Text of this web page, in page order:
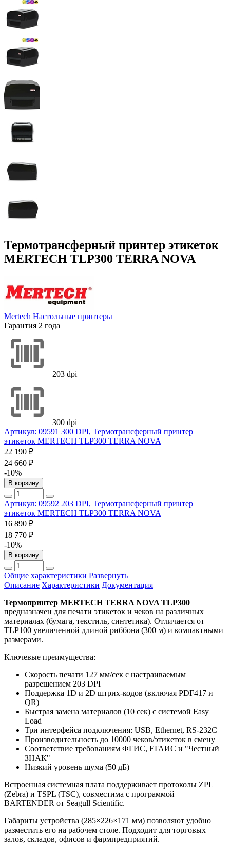
Термотрансферный принтер этикеток
MERTECH TLP300 TERRA NOVA
Mertech Настольные принтеры
Гарантия 2 года
203 dpi
300 dpi
Артикул: 09591 300 DPI, Термотрансферный принтер
этикеток MERTECH TLP300 TERRA NOVA
22 190 ₽
24 660 ₽
-10%
В корзину
Артикул: 09592 203 DPI, Термотрансферный принтер
этикеток MERTECH TLP300 TERRA NOVA
16 890 ₽
18 770 ₽
-10%
В корзину
Общие характеристики Развернуть
Описание Характеристики Документация
Термопринтер MERTECH TERRA NOVA TLP300
предназначен для печати этикеток и чеков на различных
материалах (бумага, текстиль, синтетика). Отличается от
TLP100 увеличенной длиной риббона (300 м) и компактными
размерами.
Ключевые преимущества:
Скорость печати 127 мм/сек с настраиваемым
разрешением 203 DPI
Поддержка 1D и 2D штрих-кодов (включая PDF417 и
QR)
Быстрая замена материалов (10 сек) с системой Easy
Load
Три интерфейса подключения: USB, Ethernet, RS-232C
Производительность до 10000 чеков/этикеток в смену
Соответствие требованиям ФГИС, ЕГАИС и "Честный
ЗНАК"
Низкий уровень шума (50 дБ)
Встроенная системная плата поддерживает протоколы ZPL
(Zebra) и TSPL (TSC), совместима с программой
BARTENDER от Seagull Scientific.
Габариты устройства (285×226×171 мм) позволяют удобно
разместить его на рабочем столе. Подходит для торговых
залов, складов, офисов и фармпредприятий.